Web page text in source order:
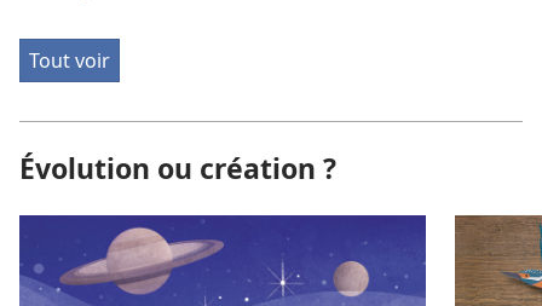
Tout voir
Évolution ou création ?